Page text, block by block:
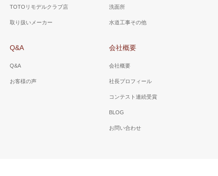
TOTOリモデルクラブ店
取り扱いメーカー
洗面所
水道工事その他
Q&A
Q&A
お客様の声
会社概要
会社概要
社長プロフィール
コンテスト連続受賞
BLOG
お問い合わせ